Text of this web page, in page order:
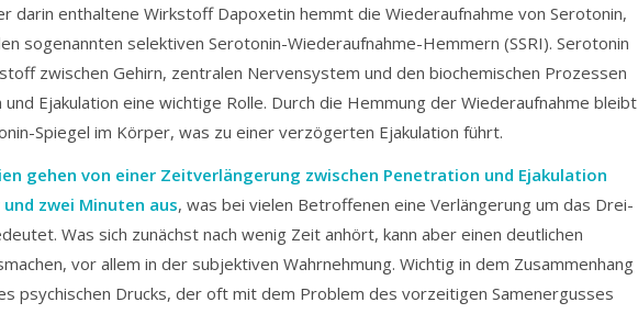
darin enthaltene Wirkstoff Dapoxetin hemmt die Wiederaufnahme von Serotonin,
sogenannten selektiven Serotonin-Wiederaufnahme-Hemmern (SSRI). Serotonin
zwischen Gehirn, zentralen Nervensystem und den biochemischen Prozessen
Ejakulation eine wichtige Rolle. Durch die Hemmung der Wiederaufnahme bleibt
Spiegel im Körper, was zu einer verzögerten Ejakulation führt.
gehen von einer Zeitverlängerung zwischen Penetration und Ejakulation
zwei Minuten aus, was bei vielen Betroffenen eine Verlängerung um das Drei-
Was sich zunächst nach wenig Zeit anhört, kann aber einen deutlichen
vor allem in der subjektiven Wahrnehmung. Wichtig in dem Zusammenhang
psychischen Drucks, der oft mit dem Problem des vorzeitigen Samenergusses